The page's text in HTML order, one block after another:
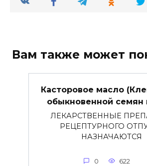
Вам также может
Касторовое масло
обыкновенной семян
ЛЕКАРСТВЕННЫЕ
РЕЦЕПТУРНОГО
НАЗНАЧАЮТСЯ
0 622